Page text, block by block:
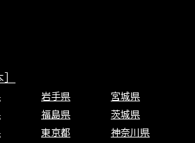
岩手県
宮城県
福島県
茨城県
東京都
神奈川県